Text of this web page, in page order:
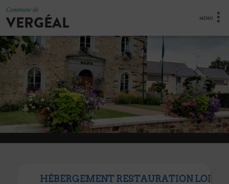
Commune de
VERGÉAL MENU
HÉBERGEMENT RESTAURATION